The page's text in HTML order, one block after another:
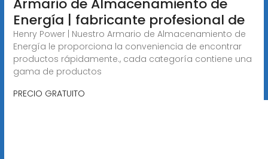
Armario de Almacenamiento de
Energía | fabricante profesional de
Henry Power | Nuestro Armario de Almacenamiento de
Energía le proporciona la conveniencia de encontrar
productos rápidamente., cada categoría contiene una
gama de productos
PRECIO GRATUITO